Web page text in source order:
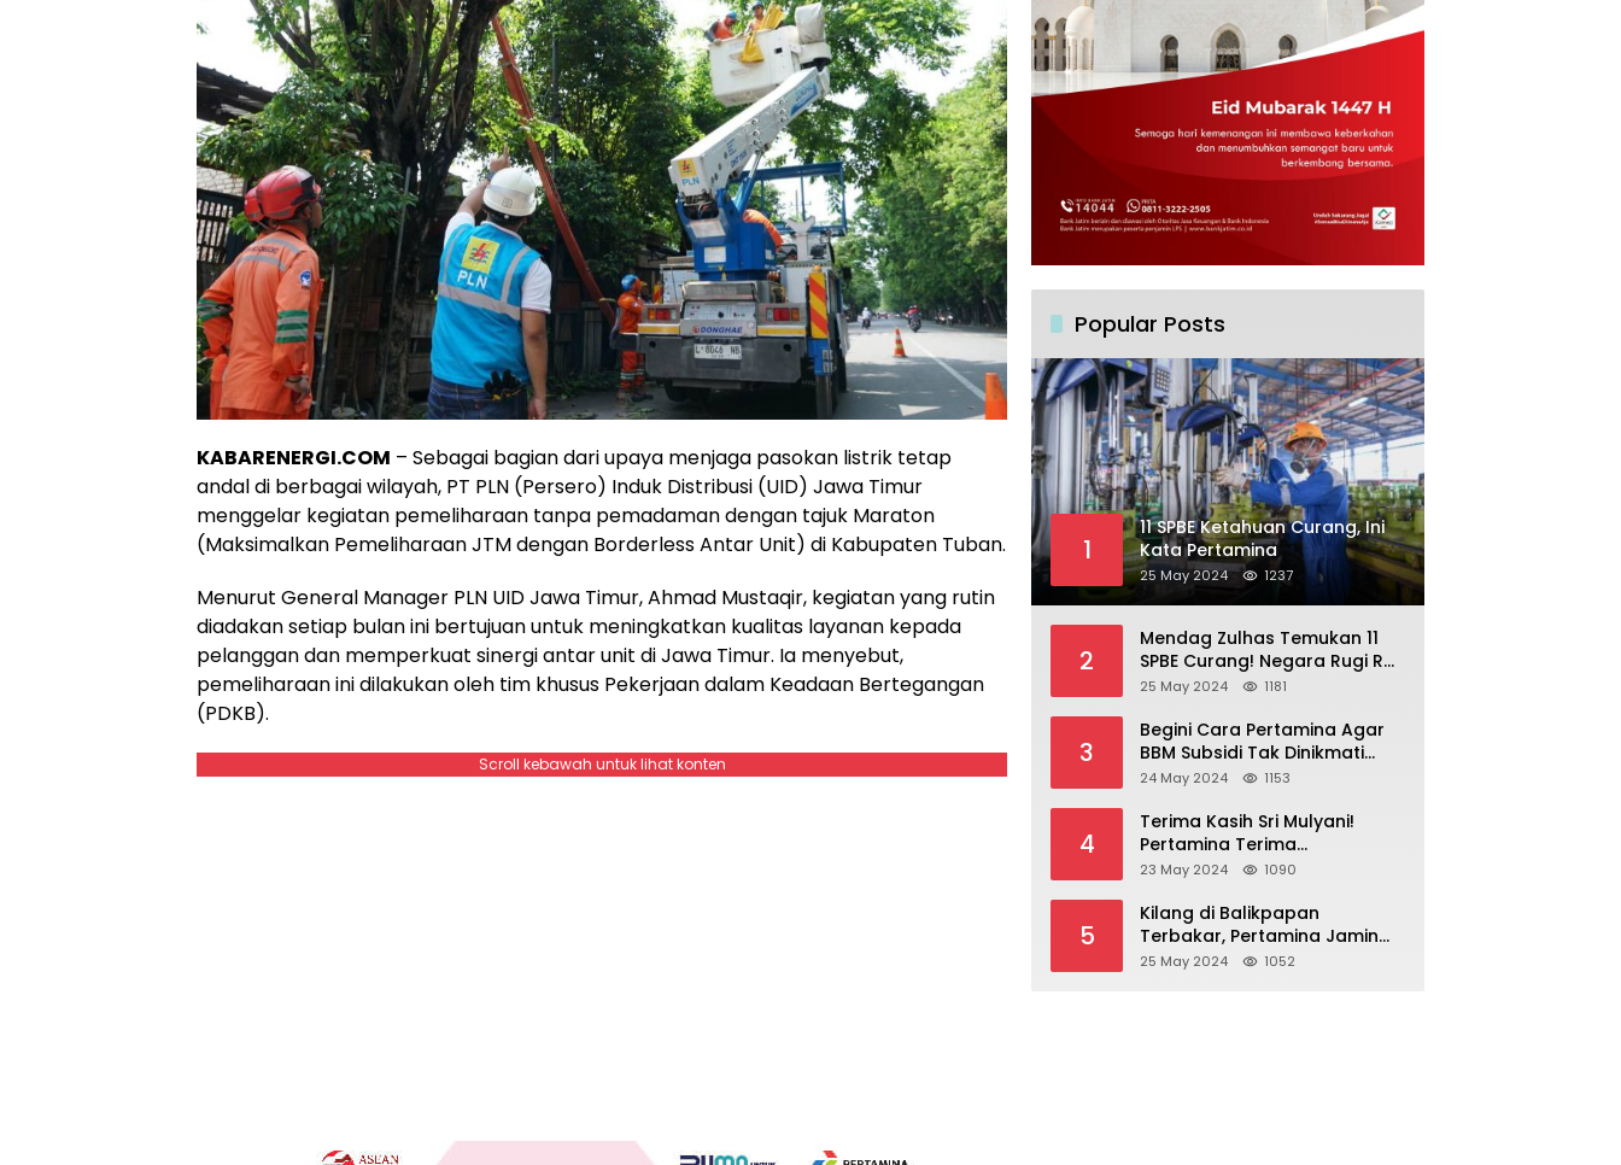
KABARENERGI.COM – Sebagai bagian dari upaya menjaga pasokan listrik tetap
andal di berbagai wilayah, PT PLN (Persero) Induk Distribusi (UID) Jawa Timur
menggelar kegiatan pemeliharaan tanpa pemadaman dengan tajuk Maraton
(Maksimalkan Pemeliharaan JTM dengan Borderless Antar Unit) di Kabupaten Tuban.
Menurut General Manager PLN UID Jawa Timur, Ahmad Mustaqir, kegiatan yang rutin
diadakan setiap bulan ini bertujuan untuk meningkatkan kualitas layanan kepada
pelanggan dan memperkuat sinergi antar unit di Jawa Timur. Ia menyebut,
pemeliharaan ini dilakukan oleh tim khusus Pekerjaan dalam Keadaan Bertegangan
(PDKB).
Scroll kebawah untuk lihat konten
Popular Posts
1
11 SPBE Ketahuan Curang, Ini
Kata Pertamina
25 May 2024 1237
2
Mendag Zulhas Temukan 11
SPBE Curang! Negara Rugi Rp
18,7 Miliar/ Tahun
25 May 2024 1181
3
Begini Cara Pertamina Agar
BBM Subsidi Tak Dinikmati
Orang Kaya!
24 May 2024 1153
4
Terima Kasih Sri Mulyani!
Pertamina Terima
Kompensasi BBM Rp 43,52
23 May 2024 1090
5
Kilang di Balikpapan
Terbakar, Pertamina Jamin
Pasokan BBM Aman
25 May 2024 1052